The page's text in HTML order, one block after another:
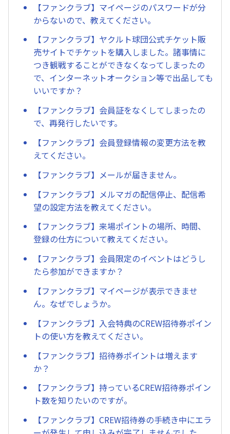
【ファンクラブ】マイページのパスワードが分
からないので、教えてください。
【ファンクラブ】ヤクルト球団公式チケット販
売サイトでチケットを購入しました。諸事情に
つき観戦することができなくなってしまったの
で、インターネットオークション等で出品しても
いいですか？
【ファンクラブ】会員証をなくしてしまったの
で、再発行したいです。
【ファンクラブ】会員登録情報の変更方法を教
えてください。
【ファンクラブ】メールが届きません。
【ファンクラブ】メルマガの配信停止、配信希
望の設定方法を教えてください。
【ファンクラブ】来場ポイントの場所、時間、
登録の仕方について教えてください。
【ファンクラブ】会員限定のイベントはどうし
たら参加ができますか？
【ファンクラブ】マイページが表示できませ
ん。なぜでしょうか。
【ファンクラブ】入会特典のCREW招待券ポイン
トの使い方を教えてください。
【ファンクラブ】招待券ポイントは増えます
か？
【ファンクラブ】持っているCREW招待券ポイン
ト数を知りたいのですが。
【ファンクラブ】CREW招待券の手続き中にエラ